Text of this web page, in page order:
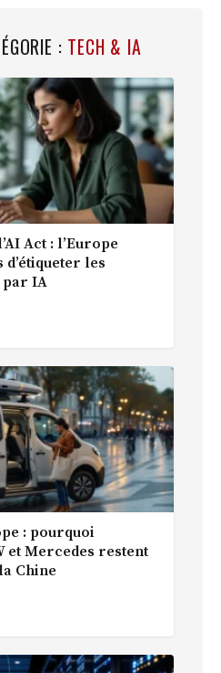
: TECH & IA
Act : l’Europe
les
par IA
: pourquoi
et Mercedes restent
Chine